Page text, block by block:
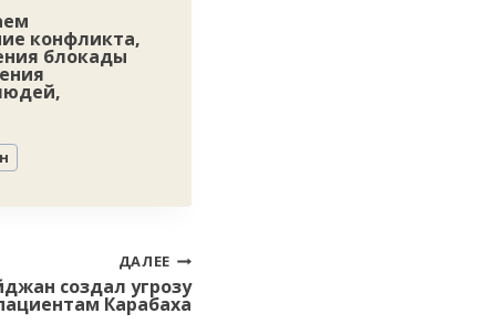
конфликта,
блокады
ДАЛЕЕ
создал угрозу
Карабаха